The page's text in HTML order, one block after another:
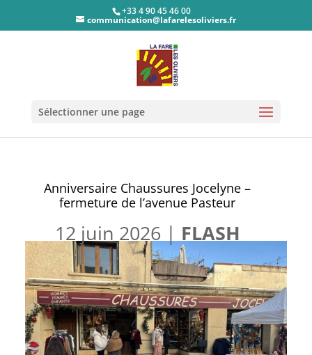
+33 4 90 45 46 00
communication@lafarelesoliviers.fr
Sélectionner une page
Anniversaire Chaussures Jocelyne –
fermeture de l’avenue Pasteur
12 juin 2026 | FLASH